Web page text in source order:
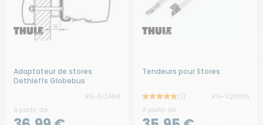
Adaptateur de stores
Dethleffs Globebus
RG-5Q466
A partir de :
Tendeurs pour Stores
(1)
RG-1Q11885
A partir de :